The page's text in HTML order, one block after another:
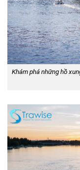
Khám phá những hồ